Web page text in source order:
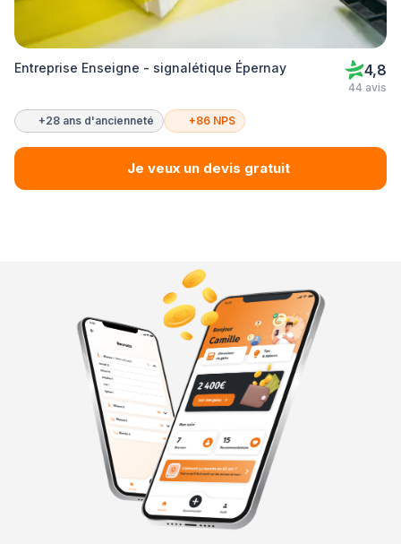
Entreprise Enseigne - signalétique Épernay 4,8
44 avis
+28 ans d'ancienneté +86 NPS
Je veux un devis gratuit